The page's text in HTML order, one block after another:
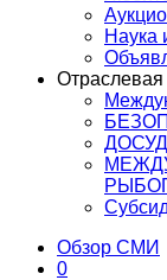
Наука
Отраслевая
Обзор СМИ
0